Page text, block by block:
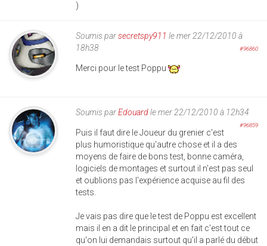
)
Soumis parsecretspy911 le mer 22/12/2010 à
18h38
#96860
Merci pour le test Poppu
Soumis parEdouardle mer 22/12/2010 à 12h34
#96859
Puis il faut dire le Joueur du grenier c'est
plus humoristique qu'autre chose et il a des
moyens de faire de bons test, bonne caméra,
logiciels de montages et surtout il n'est pas seul
et oublions pas l'expérience acquise au fil des
tests.
Je vais pas dire que le test de Poppu est excellent
mais il en a dit le principal et en fait c'est tout ce
qu'on lui demandais surtout qu'il a parlé du début